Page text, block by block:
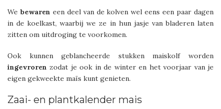
We bewaren een deel van de kolven wel eens een paar dagen
in de koelkast, waarbij we ze in hun jasje van bladeren laten
zitten om uitdroging te voorkomen.
Ook kunnen geblancheerde stukken maiskolf worden
ingevroren zodat je ook in de winter en het voorjaar van je
eigen gekweekte maïs kunt genieten.
Zaai- en plantkalender mais